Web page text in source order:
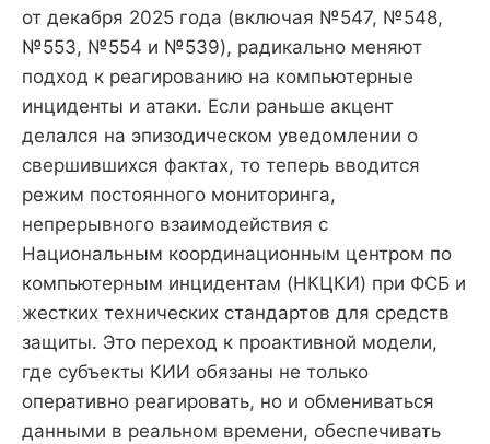
от декабря 2025 года (включая №547, №548,
№553, №554 и №539), радикально меняют
подход к реагированию на компьютерные
инциденты и атаки. Если раньше акцент
делался на эпизодическом уведомлении о
свершившихся фактах, то теперь вводится
режим постоянного мониторинга,
непрерывного взаимодействия с
Национальным координационным центром по
компьютерным инцидентам (НКЦКИ) при ФСБ и
жестких технических стандартов для средств
защиты. Это переход к проактивной модели,
где субъекты КИИ обязаны не только
оперативно реагировать, но и обмениваться
данными в реальном времени, обеспечивать